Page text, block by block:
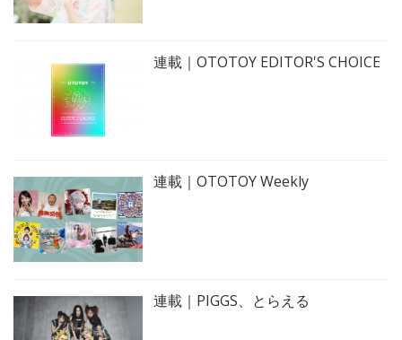
連載｜OTOTOY EDITOR'S CHOICE
連載｜OTOTOY Weekly
連載｜PIGGS、とらえる